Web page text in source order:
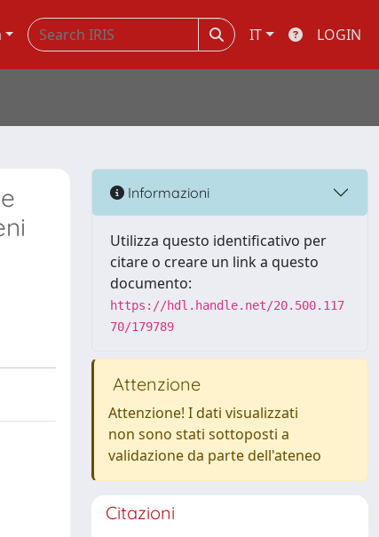
IT LOGIN
Informazioni
Utilizza questo identificativo per
citare o creare un link a questo
documento:
https://hdl.handle.net/20.500.117
70/179789
Attenzione
Attenzione! I dati visualizzati
non sono stati sottoposti a
validazione da parte dell'ateneo
Citazioni